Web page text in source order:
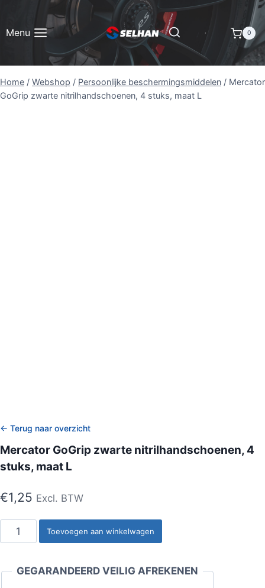
inhoud
Menu 0
Home / Webshop / Persoonlijke beschermingsmiddelen / Mercator
GoGrip zwarte nitrilhandschoenen, 4 stuks, maat L
← Terug naar overzicht
Mercator GoGrip zwarte nitrilhandschoenen, 4
stuks, maat L
€1,25 Excl. BTW
Mercator
GoGrip
nitrilhandschoenen,
Toevoegen aan winkelwagen
GEGARANDEERD VEILIG AFREKENEN